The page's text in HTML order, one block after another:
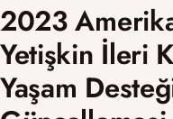
2023
Yetişkin İleri
Yaşam